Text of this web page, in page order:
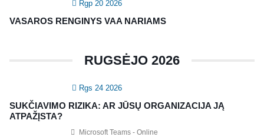
Rgp 20 2026
VASAROS RENGINYS VAA NARIAMS
RUGSĖJO 2026
Rgs 24 2026
SUKČIAVIMO RIZIKA: AR JŪSŲ ORGANIZACIJA JĄ
ATPAŽĮSTA?
Microsoft Teams - Online
CIA Medžiaga
KONTAKTAI
Vidaus auditorių asociacija, 124111729
Nagevičiaus g. 3, Vilnius
info@vaa.lt